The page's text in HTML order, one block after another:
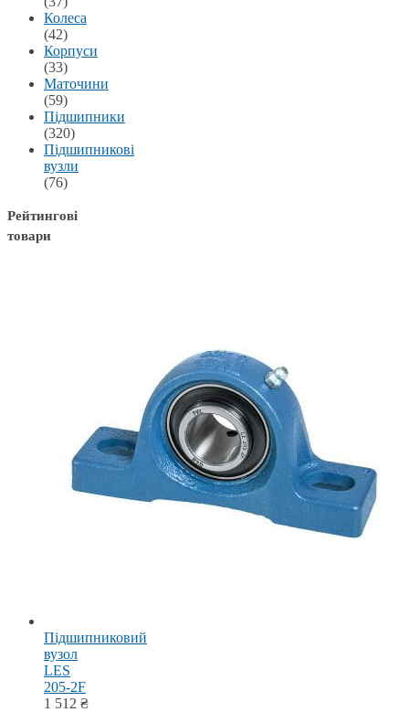
Колеса
(42)
Корпуси
(33)
Маточини
(59)
Підшипники
(320)
Підшипникові
вузли
(76)
Рейтингові
товари
Підшипниковий
вузол
LES
205-2F
1 512 ₴